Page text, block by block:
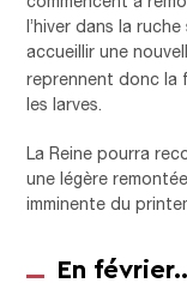
l’hiver dans la
accueillir une
reprennent donc la
les larves.
La Reine pourra
une légère
imminente du
En